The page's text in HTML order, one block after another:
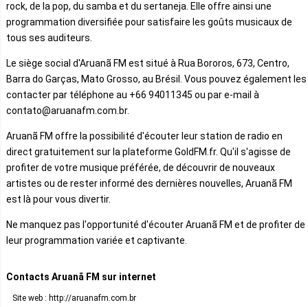
rock, de la pop, du samba et du sertaneja. Elle offre ainsi une
programmation diversifiée pour satisfaire les goûts musicaux de
tous ses auditeurs.
Le siège social d'Aruanã FM est situé à Rua Bororos, 673, Centro,
Barra do Garças, Mato Grosso, au Brésil. Vous pouvez également les
contacter par téléphone au +66 94011345 ou par e-mail à
contato@aruanafm.com.br.
Aruanã FM offre la possibilité d'écouter leur station de radio en
direct gratuitement sur la plateforme GoldFM.fr. Qu'il s'agisse de
profiter de votre musique préférée, de découvrir de nouveaux
artistes ou de rester informé des dernières nouvelles, Aruanã FM
est là pour vous divertir.
Ne manquez pas l'opportunité d'écouter Aruanã FM et de profiter de
leur programmation variée et captivante.
Contacts Aruanã FM sur internet
Site web : http://aruanafm.com.br